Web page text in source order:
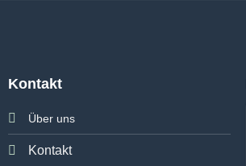
Kontakt
Über uns
Kontakt